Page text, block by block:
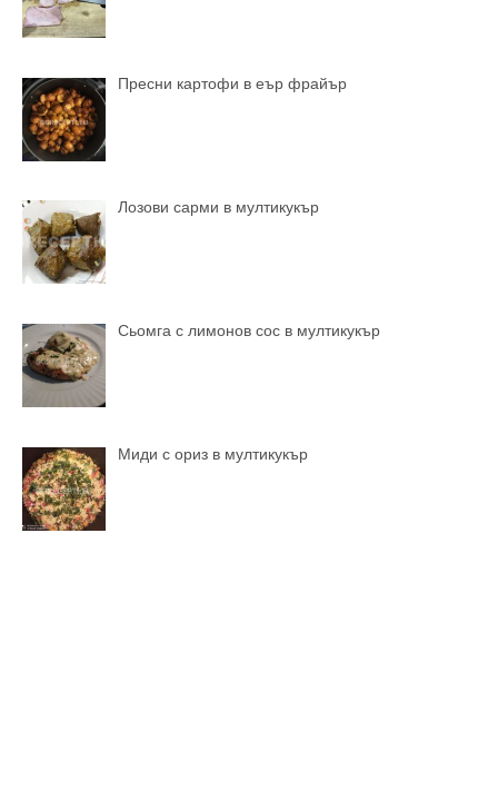
Пресни картофи в еър фрайър
Лозови сарми в мултикукър
Сьомга с лимонов сос в мултикукър
Миди с ориз в мултикукър